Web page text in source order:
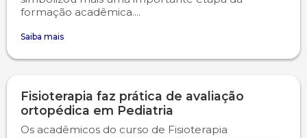
formação acadêmica....
Saiba mais
Fisioterapia faz prática de avaliação
ortopédica em Pediatria
Os acadêmicos do curso de Fisioterapia